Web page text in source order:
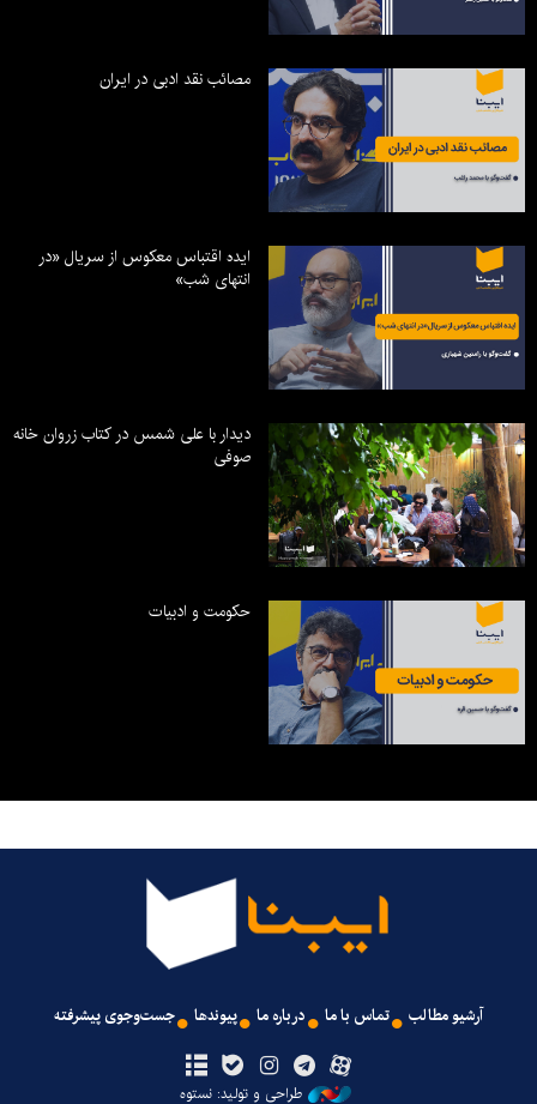
مصائب نقد ادبی در ایران
ایده اقتباس معکوس از سریال «در
انتهای شب»
دیدار با علی شمس در کتاب زروان خانه
صوفی
حکومت و ادبیات
آرشیو مطالب تماس با ما درباره ما پیوندها جست‌وجوی پیشرفته
طراحی و تولید: نستوه